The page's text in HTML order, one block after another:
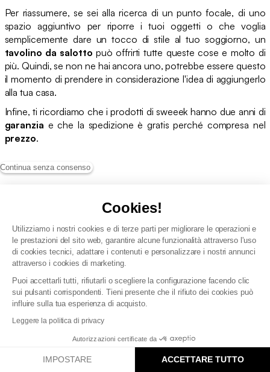
Continua senza consenso
Cookies!
Utilizziamo i nostri cookies e di terze parti per migliorare le operazioni e
le prestazioni del sito web, garantire alcune funzionalità attraverso l'uso
di cookies tecnici, adattare i contenuti e personalizzare i nostri annunci
attraverso i cookies di marketing.
Puoi accettarli tutti, rifiutarli o scegliere la configurazione facendo clic
sui pulsanti corrispondenti. Tieni presente che il rifiuto dei cookies può
influire sulla tua esperienza di acquisto.
Leggere la politica di privacy
Autorizzazioni certificate da
IMPOSTARE ACCETTARE TUTTO
Per riassumere, se sei alla ricerca di un punto focale, di uno
spazio aggiuntivo per riporre i tuoi oggetti o che voglia
semplicemente dare un tocco di stile al tuo soggiorno, un
tavolino da salotto può offrirti tutte queste cose e molto di
più. Quindi, se non ne hai ancora uno, potrebbe essere questo
il momento di prendere in considerazione l'idea di aggiungerlo
alla tua casa.
Infine, ti ricordiamo che i prodotti di sweeek hanno due anni di
garanzia e che la spedizione è gratis perché compresa nel
prezzo.
La tua casa amerà i nostri nuovi
prodotti.
Iscriviti per ottenere uno sconto del 10%
Offerta valida a partire da 200€ di acquisto. Non cumulabile con
altre offerte e promozioni. Non si applica ai prodotti
contrassegnati come esclusi dalle promozioni.